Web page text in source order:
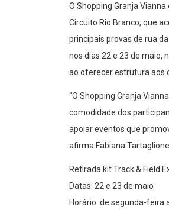
O Shopping Granja
Circuito Rio Branco, que
principais provas de rua
nos dias 22 e 23 de maio,
ao oferecer estrutura aos
“O Shopping Granja
comodidade dos
apoiar eventos que
afirma Fabiana
Retirada kit Track & Field
Datas: 22 e 23 de maio
Horário: de segunda-feira